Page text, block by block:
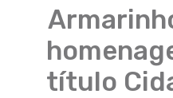
título